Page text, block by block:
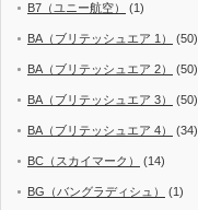
B7（ユニー航空） (1)
BA（ブリテッシュエア 1） (50)
BA（ブリテッシュエア 2） (50)
BA（ブリテッシュエア 3） (50)
BA（ブリテッシュエア 4） (34)
BC（スカイマーク） (14)
BG（バングラディシュ） (1)